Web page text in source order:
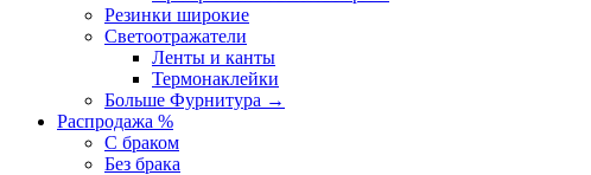
Резинки широкие
Светоотражатели
Ленты и канты
Термонаклейки
Больше Фурнитура →
Распродажа %
С браком
Без брака